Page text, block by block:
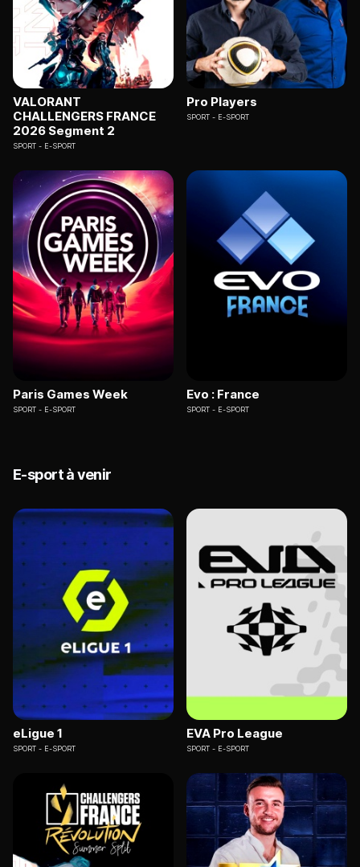
VALORANT
CHALLENGERS FRANCE
2026 Segment 2
SPORT E-SPORT
Pro Players
SPORT E-SPORT
Paris Games Week
SPORT E-SPORT
Evo : France
SPORT E-SPORT
E-sport à venir
eLigue 1
SPORT E-SPORT
EVA Pro League
SPORT E-SPORT